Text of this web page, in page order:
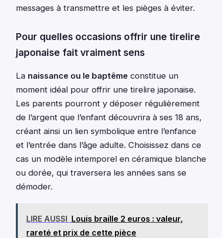
messages à transmettre et les pièges à éviter.
Pour quelles occasions offrir une tirelire
japonaise fait vraiment sens
La naissance ou le baptême constitue un
moment idéal pour offrir une tirelire japonaise.
Les parents pourront y déposer régulièrement
de l’argent que l’enfant découvrira à ses 18 ans,
créant ainsi un lien symbolique entre l’enfance
et l’entrée dans l’âge adulte. Choisissez dans ce
cas un modèle intemporel en céramique blanche
ou dorée, qui traversera les années sans se
démoder.
LIRE AUSSI Louis braille 2 euros : valeur,
rareté et prix de cette pièce